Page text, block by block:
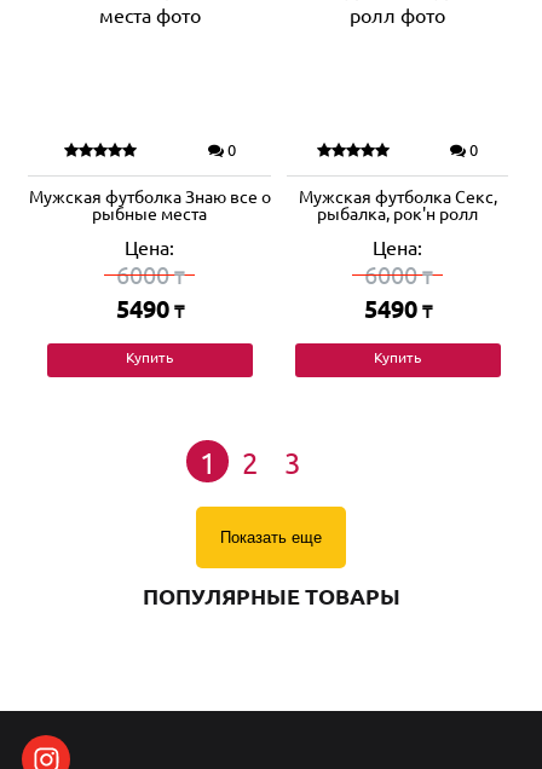
0
Мужская футболка Знаю все о
рыбные места
Цена:
6000₸
5490 ₸
Купить
0
Мужская футболка Секс,
рыбалка, рок'н ролл
Цена:
6000₸
5490 ₸
Купить
1 2 3
Показать еще
ПОПУЛЯРНЫЕ ТОВАРЫ